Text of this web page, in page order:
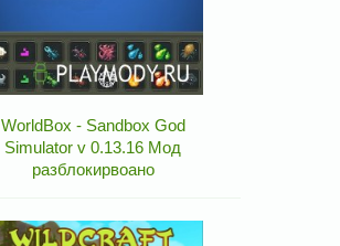
WorldBox - Sandbox God
Simulator v 0.13.16 Мод
разблокирвоано